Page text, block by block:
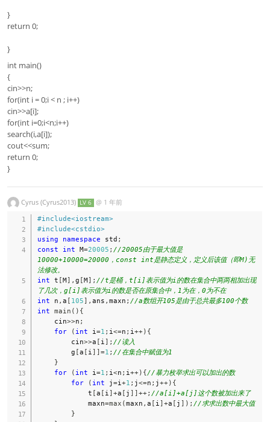
}
return 0;
}
int main()
{
cin>>n;
for(int i = 0;i < n ; i++)
cin>>a[i];
for(int i=0;i<n;i++)
search(i,a[i]);
cout<<sum;
return 0;
}
Cyrus (Cyrus2013) LV 6 @ 1 年前
#include<iostream>
#include<cstdio>
using
namespace std ;
const
int M=20005 ; //20005由于最大值是
10000+10000=20000，const int是静态定义，定义后该值（即M)无
法修改。
int t [M] , g [M] ; //t是桶，t[i]表示值为i的数在集合中两两相加出现
了几次，g[i]表示值为i的数是否在原集合中，1为在，0为不在
int n , a [ 105] , ans , maxn ; //a数组开105是由于总共最多100个数
int main ( ) {
    cin
>>n ;
for
( int i =1 ; i <=n ; i ++) {
        cin
>>a [ i ] ; //读入
        g
[a [ i ] ]=1 ; //在集合中赋值为1
}
for
( int i =1 ; i <n ; i ++) {//暴力枚举求出可以加出的数
for
( int j=i +1 ; j<=n ; j++) {
            t
[a [ i ]+a [ j ] ]++; //a[i]+a[j]这个数被加出来了
            maxn
=max (maxn , a [ i ]+a [ j ] ) ; //求求出数中最大值
}